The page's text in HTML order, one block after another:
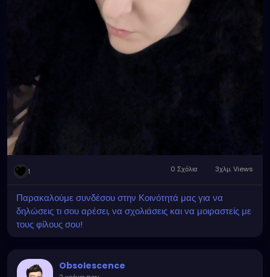
1 0 Σχόλια 3χλμ. Views
Παρακαλούμε συνδέσου στην Κοινότητά μας για να
δηλώσεις τι σου αρέσει, να σχολιάσεις και να μοιραστείς με
τους φίλους σου!
Obsolescence